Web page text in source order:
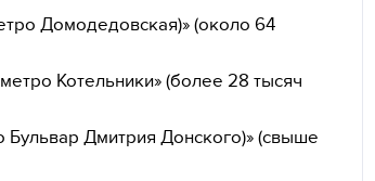
Домодедовская)» (около 64
Котельники» (более 28 тысяч
Дмитрия Донского)» (свыше